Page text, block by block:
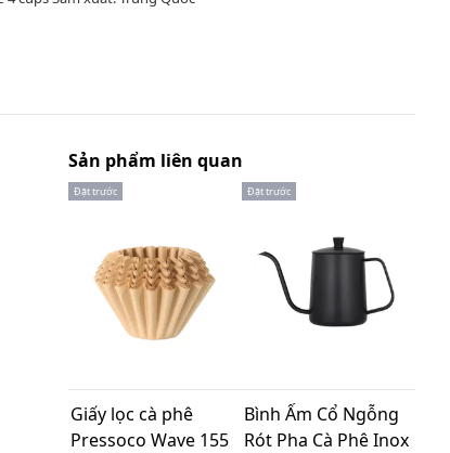
Sản phẩm liên quan
Đặt trước
Giấy lọc cà phê
Pressoco Wave 155
Đặt trước
Bình Ấm Cổ Ngỗng
Rót Pha Cà Phê Inox